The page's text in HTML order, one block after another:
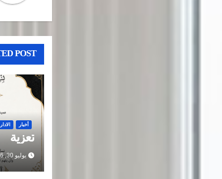
POST
أخبار
تعزية
يوليو 30, 2026